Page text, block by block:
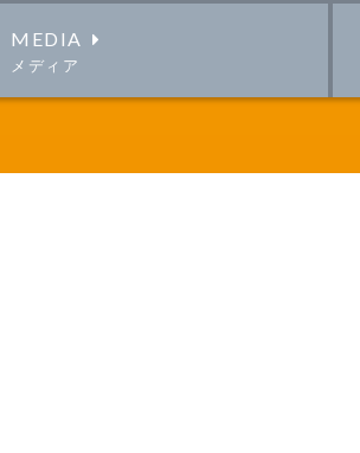
MEDIA
メディア